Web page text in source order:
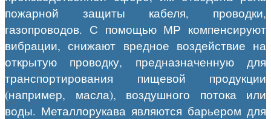
пожарной защиты кабеля, проводки,
газопроводов. С помощью МР компенсируют
вибрации, снижают вредное воздействие на
открытую проводку, предназначенную для
транспортирования пищевой продукции
(например, масла), воздушного потока или
воды. Металлорукава являются барьером для